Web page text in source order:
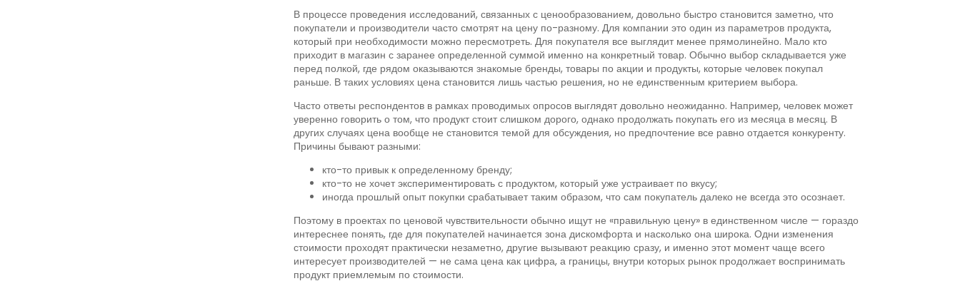
В процессе проведения исследований, связанных с ценообразованием, довольно быстро становится заметно, что
покупатели и производители часто смотрят на цену по-разному. Для компании это один из параметров продукта,
который при необходимости можно пересмотреть. Для покупателя все выглядит менее прямолинейно. Мало кто
приходит в магазин с заранее определенной суммой именно на конкретный товар. Обычно выбор складывается уже
перед полкой, где рядом оказываются знакомые бренды, товары по акции и продукты, которые человек покупал
раньше. В таких условиях цена становится лишь частью решения, но не единственным критерием выбора.
Часто ответы респондентов в рамках проводимых опросов выглядят довольно неожиданно. Например, человек может
уверенно говорить о том, что продукт стоит слишком дорого, однако продолжать покупать его из месяца в месяц. В
других случаях цена вообще не становится темой для обсуждения, но предпочтение все равно отдается конкуренту.
Причины бывают разными:
кто-то привык к определенному бренду;
кто-то не хочет экспериментировать с продуктом, который уже устраивает по вкусу;
иногда прошлый опыт покупки срабатывает таким образом, что сам покупатель далеко не всегда это осознает.
Поэтому в проектах по ценовой чувствительности обычно ищут не «правильную цену» в единственном числе — гораздо
интереснее понять, где для покупателей начинается зона дискомфорта и насколько она широка. Одни изменения
стоимости проходят практически незаметно, другие вызывают реакцию сразу, и именно этот момент чаще всего
интересует производителей — не сама цена как цифра, а границы, внутри которых рынок продолжает воспринимать
продукт приемлемым по стоимости.